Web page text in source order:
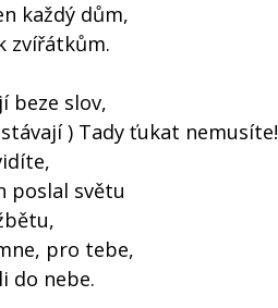
každý dům,
zvířátkům.
beze slov,
) Tady ťukat nemusíte!
poslal světu
pro tebe,
do nebe.